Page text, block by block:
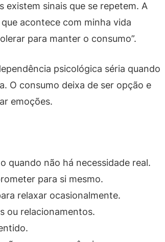
existem sinais que se repetem. A
que acontece com minha vida
para manter o consumo”.
psicológica séria quando
O consumo deixa de ser opção e
emoções.
quando não há necessidade real.
para si mesmo.
relaxar ocasionalmente.
ou relacionamentos.